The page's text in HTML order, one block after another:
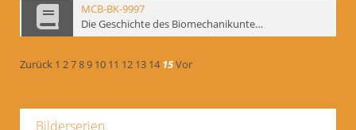
MCB-BK-9997
Die Geschichte des Biomechanikunterrichts im Theater der Satire - interne Signatur: BM-prt-204
Zurück 1 2789 10 11 12 13 14 15Vor
Bilderserien